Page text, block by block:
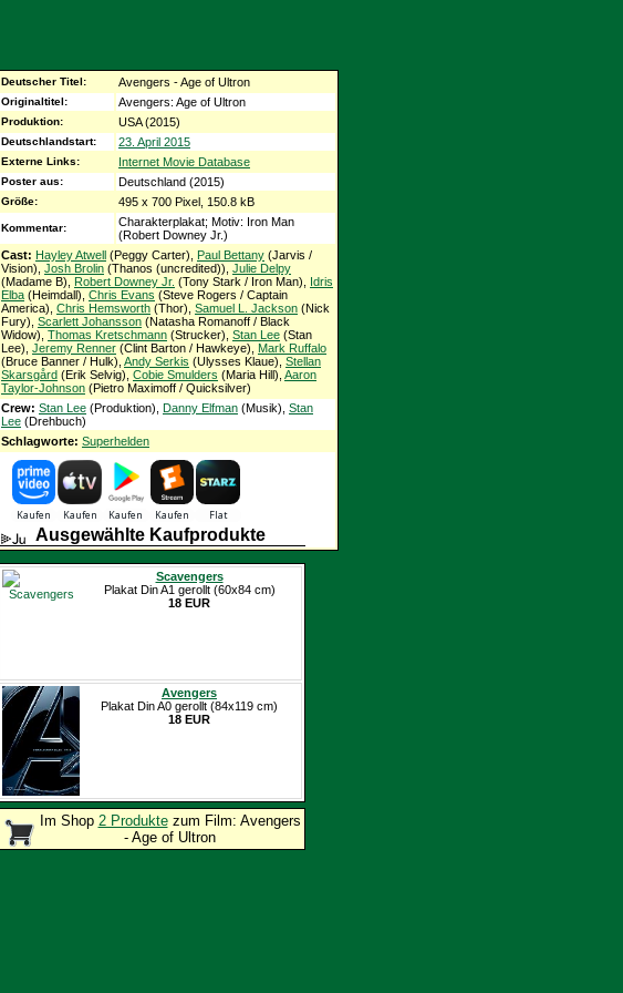
Deutscher Titel: Avengers - Age of Ultron
Originaltitel: Avengers: Age of Ultron
Produktion: USA (2015)
Deutschlandstart: 23. April 2015
Externe Links: Internet Movie Database
Poster aus: Deutschland (2015)
Größe: 495 x 700 Pixel, 150.8 kB
Kommentar:
Charakterplakat; Motiv: Iron Man
(Robert Downey Jr.)
Cast: Hayley Atwell (Peggy Carter), Paul Bettany (Jarvis /
Vision), Josh Brolin (Thanos (uncredited)), Julie Delpy
(Madame B), Robert Downey Jr. (Tony Stark / Iron Man), Idris
Elba (Heimdall), Chris Evans (Steve Rogers / Captain
America), Chris Hemsworth (Thor), Samuel L. Jackson (Nick
Fury), Scarlett Johansson (Natasha Romanoff / Black
Widow), Thomas Kretschmann (Strucker), Stan Lee (Stan
Lee), Jeremy Renner (Clint Barton / Hawkeye), Mark Ruffalo
(Bruce Banner / Hulk), Andy Serkis (Ulysses Klaue), Stellan
Skarsgård (Erik Selvig), Cobie Smulders (Maria Hill), Aaron
Taylor-Johnson (Pietro Maximoff / Quicksilver)
Crew: Stan Lee (Produktion), Danny Elfman (Musik), Stan
Lee (Drehbuch)
Schlagworte: Superhelden
Ausgewählte Kaufprodukte
Scavengers
Plakat Din A1 gerollt (60x84 cm)
18 EUR
Avengers
Plakat Din A0 gerollt (84x119 cm)
18 EUR
Im Shop 2 Produktezum Film: Avengers
- Age of Ultron